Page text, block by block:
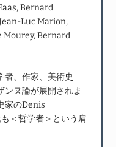
Bernard
Luc Marion,
Mourey, Bernard
者、作家、美術史
ンヌ論が展開されま
家のDenis
＜哲学者＞という肩